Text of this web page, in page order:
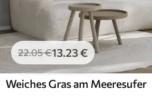
22.05€13.23€
Weiches Gras am Meeresufer